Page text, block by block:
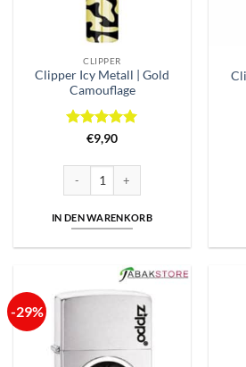
CLIPPER
Clipper Icy Metall | Gold
Camouflage
Bewertet
5
€9,90
Clipper Icy Metall | Gold Camouflage
IN DEN WARENKORB
-29%